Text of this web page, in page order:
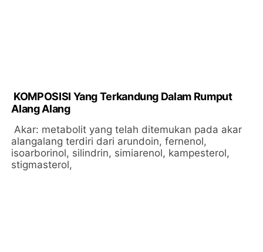
KOMPOSISI Yang Terkandung Dalam Rumput
Alang Alang
Akar: metabolit yang telah ditemukan pada akar
alangalang terdiri dari arundoin, fernenol,
isoarborinol, silindrin, simiarenol, kampesterol,
stigmasterol,